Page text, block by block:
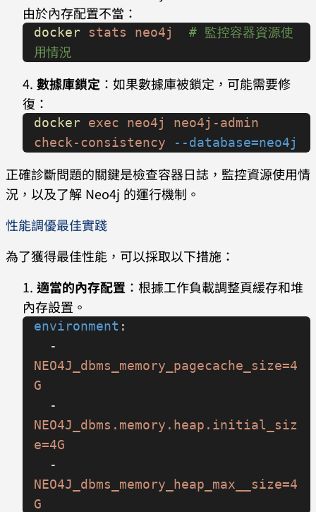
由於內存配置不當：
docker stats neo4j
  # 監控容器資源使
用情況
數據庫鎖定 ：如果數據庫被鎖定，可能需要修
復：
docker exec neo4j
neo4j-admin
check-consistency --database=neo4j
正確診斷問題的關鍵是檢查容器日誌，監控資源使用情
況，以及了解 Neo4j 的運行機制。
性能調優最佳實踐
為了獲得最佳性能，可以採取以下措施：
適當的內存配置 ：根據工作負載調整頁緩存和堆
內存設置。
environment :
NEO4J_dbms_memory_pagecache_size=4
G
NEO4J_dbms.memory.heap.initial_siz
e=4G
NEO4J_dbms_memory_heap_max__size=4
G